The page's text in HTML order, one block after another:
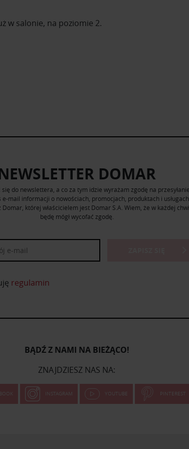
w salonie, na poziomie 2.
DOMAR
się do newslettera, a co za tym idzie wyrażam zgodę na
e-mail informacji o nowościach, promocjach, produktach i usługach
Domar, której właścicielem jest Domar S.A. Wiem, że w każdej
będę mógł wycofać zgodę.
regulamin
BĄDŹ Z NAMI NA BIEŻĄCO!
ZNAJDZIESZ NAS NA:
INSTAGRAM YOUTUBE PINTEREST